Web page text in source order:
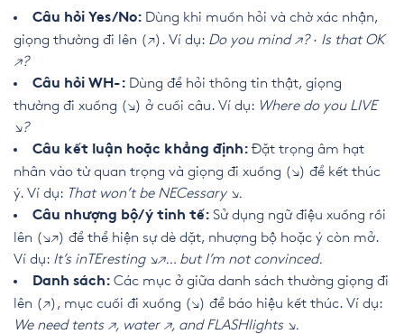
Câu hỏi Yes/No: Dùng khi muốn hỏi và chờ xác nhận,
giọng thường đi lên (↗). Ví dụ: Do you mind ↗?· Is that OK
↗?
Câu hỏi WH-: Dùng để hỏi thông tin thật, giọng
thường đi xuống (↘) ở cuối câu. Ví dụ: Where do you LIVE
↘?
Câu kết luận hoặc khẳng định:Đặt trọng âm hạt
nhân vào từ quan trọng và giọng đi xuống (↘) để kết thúc
ý. Ví dụ: That won’t be NECessary ↘.
Câu nhượng bộ/ý tinh tế: Sử dụng ngữ điệu xuống rồi
lên (↘↗) để thể hiện sự dè dặt, nhượng bộ hoặc ý còn mở.
Ví dụ: It’s inTEresting ↘↗… but I’m not convinced.
Danh sách: Các mục ở giữa danh sách thường giọng đi
lên (↗), mục cuối đi xuống (↘) để báo hiệu kết thúc. Ví dụ:
We need tents ↗, water ↗, and FLASHlights ↘.